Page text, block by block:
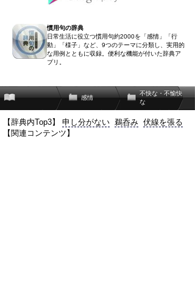
慣用句の辞典
日常生活に役立つ慣用句約2000を「感情」「行
動」「様子」など、9つのテーマに分類し、実用的
な用例とともに収録。便利な機能が付いた辞典ア
プリ。
感情
不快な・不愉快
な
【辞典内Top3】 申し分がない 鵜呑み 伏線を張る
【関連コンテンツ】